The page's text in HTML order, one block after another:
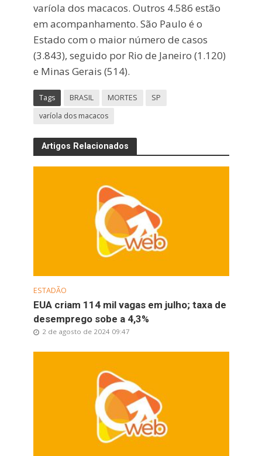
varíola dos macacos. Outros 4.586 estão
em acompanhamento. São Paulo é o
Estado com o maior número de casos
(3.843), seguido por Rio de Janeiro (1.120)
e Minas Gerais (514).
Tags BRASIL MORTES
SP
varíola dos macacos
Artigos Relacionados
ESTADÃO
EUA criam 114 mil vagas em julho; taxa de
desemprego sobe a 4,3%
2 de agosto de 2024 09:47